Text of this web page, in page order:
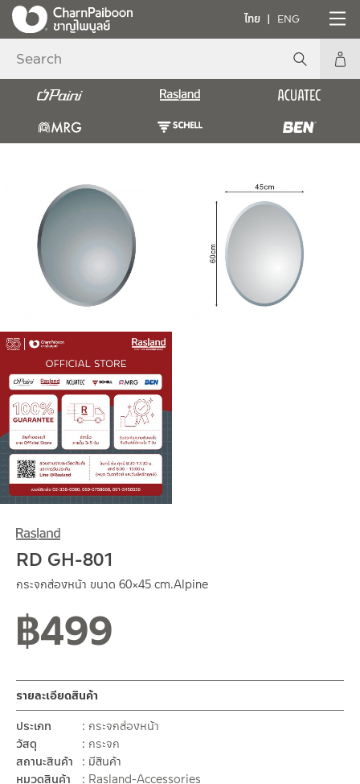
ไทย ENG
RD GH-801
กระจกส่องหน้า ขนาด 60×45 cm.Alpine
฿499
รายละเอียดสินค้า
ประเภท
กระจกส่องหน้า
วัสดุ
กระจก
สถานะสินค้า
มีสินค้า
หมวดสินค้า
Rasland-Accessories